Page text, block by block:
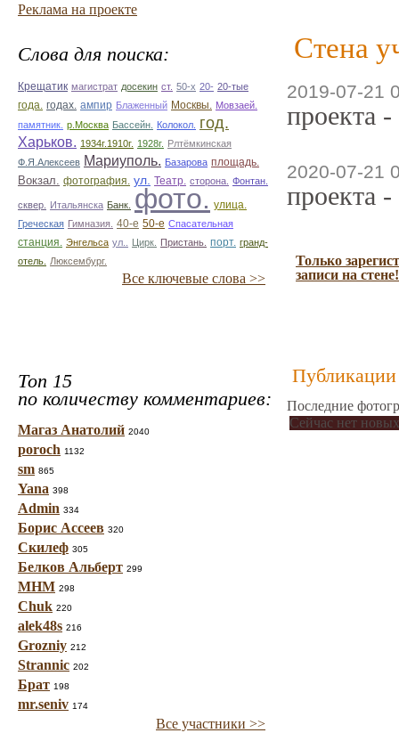
Реклама на проекте
Слова для поиска:
Крещатик магистрат досекин ст. 50-х 20- 20-тые
года.
годах. ампир Блаженный Москвы.
Мовзаей.
памятник. р.Москва Бассейн. Колокол. год.
Харьков. 1934г.1910г. 1928г. Рлтёмкинская
Ф.Я.Алексеев Мариуполь. Базарова площадь.
Вокзал. фотография. ул. Театр. сторона. Фонтан.
сквер. Итальянска Банк. фото. улица.
Греческая Гимназия. 40-е 50-е Спасательная
станция.
Энгельса ул.. Цирк. Пристань. порт. гранд-
отель.
Люксембург.
Все ключевые слова >>
Топ 15
по количеству комментариев:
Магаз Анатолий 2040
poroch 1132
sm 865
Yana 398
Admin 334
Борис Ассеев 320
Скилеф 305
Белков Альберт 299
МНМ 298
Chuk 220
alek48s 216
Grozniy 212
Strannic 202
Брат 198
mr.seniv 174
Все участники >>
Стена
2019-07-21
проекта
2020-07-21
проекта
Только
записи на стене!
Публикации
Последние
Сейчас нет